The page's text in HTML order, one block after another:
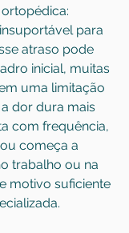
para
atraso pode
inicial, muitas
uma limitação
dor dura mais
com frequência,
começa a
trabalho ou na
motivo suficiente